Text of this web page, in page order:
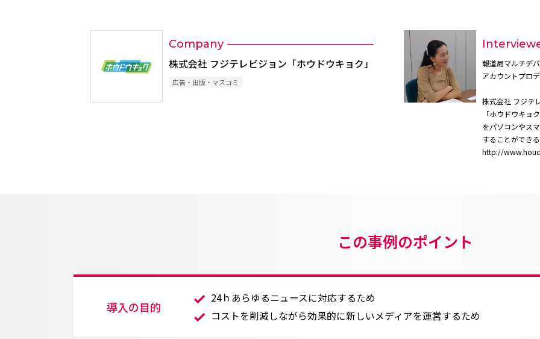
Company
株式会社 フジテレビジョン「ホウドウキョク」
広告・出版・マスコミ
報道局マルチデ
アカウントプロ
株式会社 フジテ
「ホウドウキョ
をパソコンやス
することができ
http://
この事例のポイント
導入の目的
24ｈあらゆるニュースに対応するため
コストを削減しながら効果的に新しいメディアを運営するため